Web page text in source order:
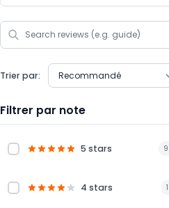
Trier par:
Filtrer par note
5 stars 9
4 stars 1